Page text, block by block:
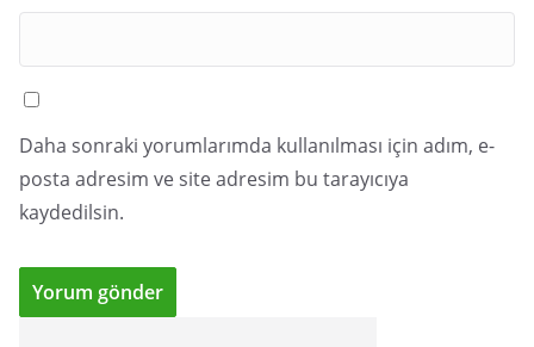
Daha sonraki yorumlarımda kullanılması için adım, e-
posta adresim ve site adresim bu tarayıcıya
kaydedilsin.